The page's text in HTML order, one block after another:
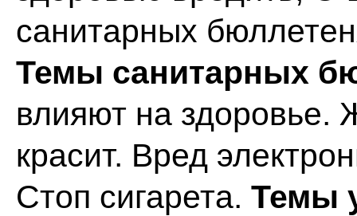
санитарных
Темы санитарных
влияют на здоровье.
красит. Вред
Стоп сигарета. Темы